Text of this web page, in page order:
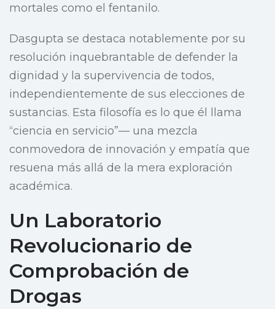
mortales como el fentanilo.
Dasgupta se destaca notablemente por su
resolución inquebrantable de defender la
dignidad y la supervivencia de todos,
independientemente de sus elecciones de
sustancias. Esta filosofía es lo que él llama
“ciencia en servicio”— una mezcla
conmovedora de innovación y empatía que
resuena más allá de la mera exploración
académica.
Un Laboratorio
Revolucionario de
Comprobación de
Drogas